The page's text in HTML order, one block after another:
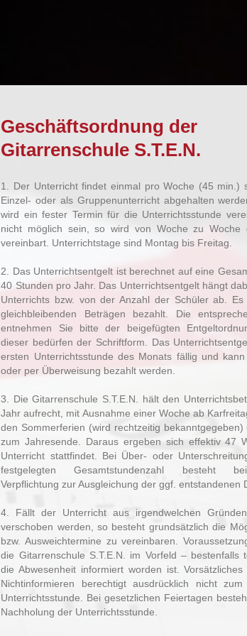
Geschäftsordnung der
Gitarrenschule S.T.E.N.
1. Der Unterricht findet einmal pro Woche (45 min.)
Einzel- oder als Gruppenunterricht abgehalten
wird ein fester Termin für die Unterrichtsstunde
nicht möglich sein, so wird von Woche zu Woche
vereinbart. Unterrichtstage sind Montag bis Freitag.
2. Das Unterrichtsentgelt ist berechnet auf eine
40 Stunden pro Jahr. Das Unterrichtsentgelt hängt
Unterrichts bzw. von der Anzahl der Schüler ab.
gleichbleibenden Beträgen bezahlt. Die
entnehmen Sie bitte der beigefügten
dieser bedürfen der Schriftform. Das
ersten Unterrichtsstunde des Monats fällig und
oder per Überweisung bezahlt werden.
3. Die Gitarrenschule S.T.E.N. hält den
Jahr aufrecht, mit Ausnahme einer Woche ab
den Sommerferien (wird rechtzeitig bekanntgegeben)
zum Jahresende. Daraus ergeben sich effektiv 47
Unterricht stattfindet. Bei Über- oder
festgelegten Gesamtstundenzahl besteht
Verpflichtung zur Ausgleichung der ggf. entstandenen
4. Fällt der Unterricht aus irgendwelchen
verschoben werden, so besteht grundsätzlich die
bzw. Ausweichtermine zu vereinbaren.
die Gitarrenschule S.T.E.N. im Vorfeld – bestenfalls
die Abwesenheit informiert worden ist.
Nichtinformieren berechtigt ausdrücklich nicht
Unterrichtsstunde. Bei gesetzlichen Feiertagen
Nachholung der Unterrichtsstunde.